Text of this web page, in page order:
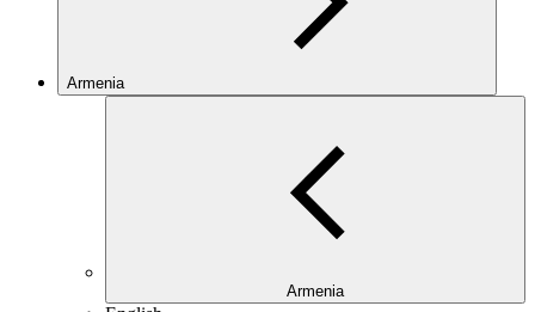
Armenia
Armenia